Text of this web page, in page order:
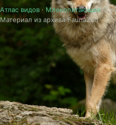
Атлас видов · Млекопитающие12
Материал из архива FaunaZoo